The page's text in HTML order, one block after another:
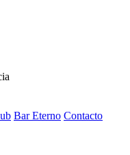
Bar Eterno Contacto